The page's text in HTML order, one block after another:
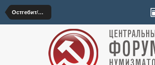
Остгебит/Ostgebiet